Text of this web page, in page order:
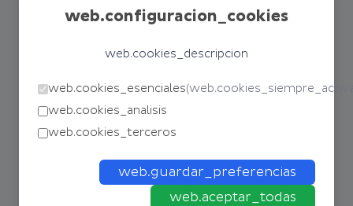
web.configuracion_cookies
web.cookies_descripcion
web.cookies_esenciales(
web.cookies_analisis
web.cookies_terceros
web.guardar_preferencias
web.aceptar_todas